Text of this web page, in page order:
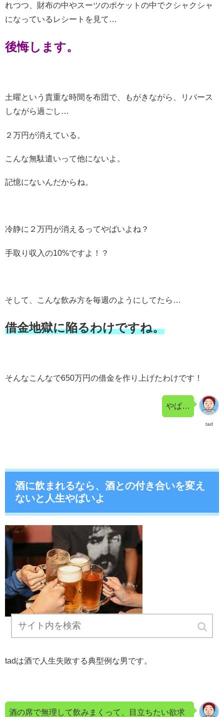
れつつ、財布の中やスーツのポケットの中でクシャクシャ
になっているレシートを見て…
後悔します。
土曜という貴重な時間を布団で、もがきながら、リバース
しながら過ごし…
２万円が消えている。
こんな無駄遣いって他にないよ。
記憶にないんだからね。
冷静に２万円が消えるってやばいよね？
手取り収入の10%ですよ！？
そして、こんな飲み方を毎週のようにしてたら…
借金地獄に陥るわけですね。
そんなこんなで650万円の借金を作り上げたわけです！
tad
やば…
酒に飲まれるなら、酒との付き合いを変え
ないと人生やばいよ
tadは酒で人生失敗する典型例な男です。
酒の席で無理して飲みまくって、目立ちたい欲求